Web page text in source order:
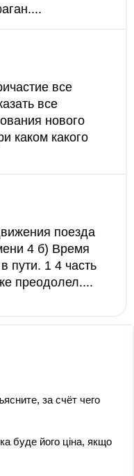
все
все
нового
каком какого
поезда
4 б) Время
пути. 1 4 часть
преодолел....
за счёт чего
буде його ціна, якщо